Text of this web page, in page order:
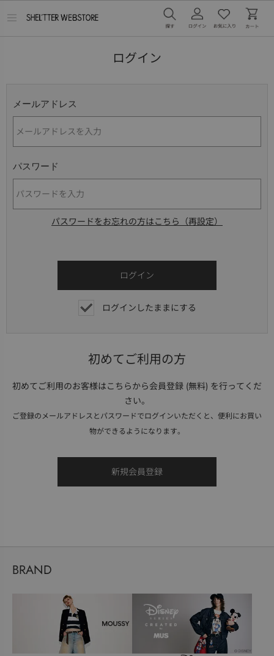
ログイン
メールアドレス
パスワード
パスワードをお忘れの方はこちら（再設定）
ログインしたままにする
初めてご利用の方
初めてご利用のお客様はこちらから会員登録 (無料) を行ってくだ
さい。
ご登録のメールアドレスとパスワードでログインいただくと、便利にお買い
物ができるようになります。
BRAND